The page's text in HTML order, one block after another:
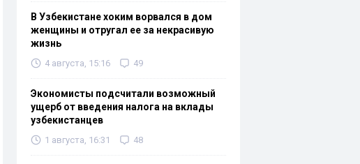
В Узбекистане хоким ворвался в дом
женщины и отругал ее за некрасивую
жизнь
4 августа, 15:16 49
Экономисты подсчитали возможный
ущерб от введения налога на вклады
узбекистанцев
1 августа, 16:31 48